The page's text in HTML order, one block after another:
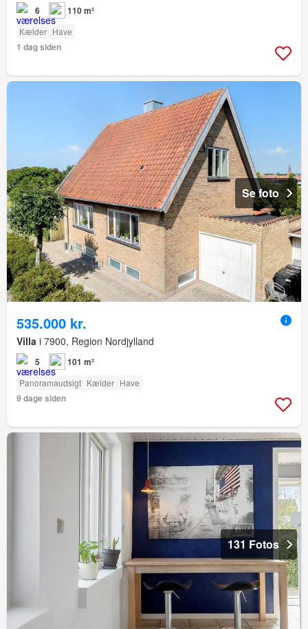
6 110 m²
Kælder Have
1 dag siden
Se foto
535.000 kr.
Villa i 7900, Region Nordjylland
5 101 m²
Panoramaudsigt Kælder Have
9 dage siden
131 Fotos